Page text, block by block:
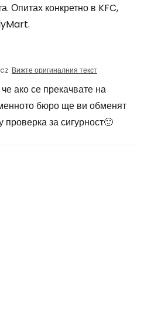
Опитах конкретно в KFC,
Вижте оригиналния текст
ако се прекачвате на
бюро ще ви обменят
за сигурност🙂